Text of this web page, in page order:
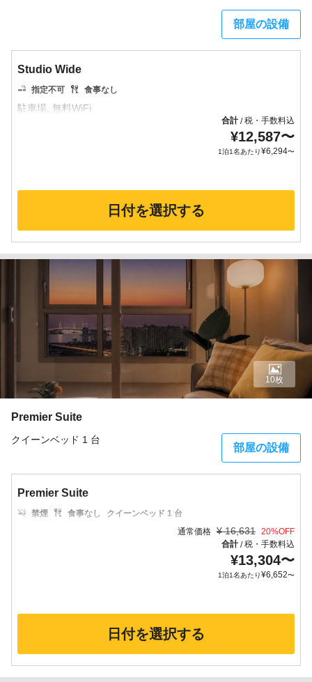
部屋の設備
Studio Wide
指定不可 食事なし
合計/税・手数料込
¥12,587〜
1泊1名あたり¥6,294〜
日付を選択する
Premier Suite
クイーンベッド 1 台
部屋の設備
10枚
Premier Suite
禁煙 食事なし
クイーンベッド 1 台
通常価格 ¥ 16,631 20%OFF
合計/税・手数料込
¥13,304〜
1泊1名あたり¥6,652〜
日付を選択する